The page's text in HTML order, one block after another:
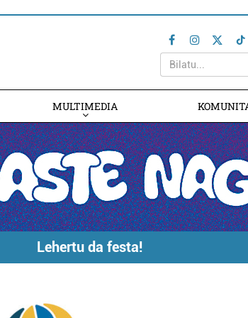
MULTIMEDIA
Lehertu da festa!